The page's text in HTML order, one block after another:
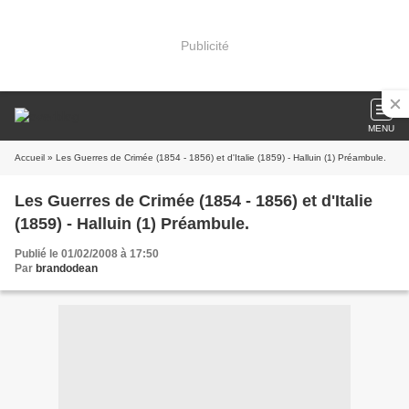
Publicité
MENU
Accueil » Les Guerres de Crimée (1854 - 1856) et d'Italie (1859) - Halluin (1) Préambule.
Les Guerres de Crimée (1854 - 1856) et d'Italie
(1859) - Halluin (1) Préambule.
Publié le 01/02/2008 à 17:50
Par brandodean